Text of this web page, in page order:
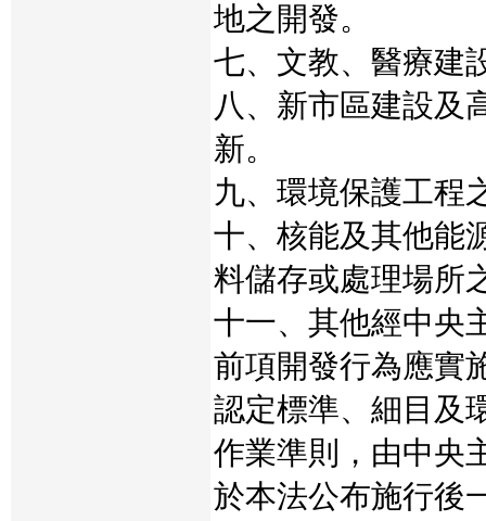
地之開發。
七、文教、醫療建
八、新市區建設及
新。
九、環境保護工程
十、核能及其他能
料儲存或處理場所
十一、其他經中央
前項開發行為應實
認定標準、細目及
作業準則，由中央
於本法公布施行後